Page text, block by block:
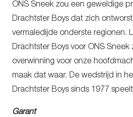
ONS Sneek zou een geweldige
Drachtster Boys dat zich
vermaledijde onderste regionen.
Drachtster Boys voor ONS Sneek
overwinning voor onze
maak dat waar. De wedstrijd in
Drachtster Boys sinds 1977
Garant